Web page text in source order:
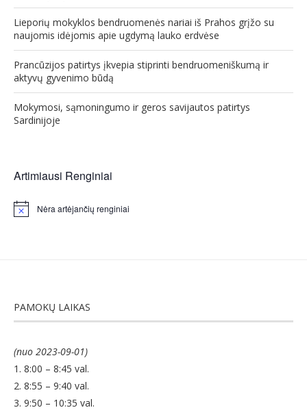
Lieporių mokyklos bendruomenės nariai iš Prahos grįžo su
naujomis idėjomis apie ugdymą lauko erdvėse
Prancūzijos patirtys įkvepia stiprinti bendruomeniškumą ir
aktyvų gyvenimo būdą
Mokymosi, sąmoningumo ir geros savijautos patirtys
Sardinijoje
Artimiausi Renginiai
Notice Nėra artėjančių renginiai
PAMOKŲ LAIKAS
(nuo 2023-09-01)
1. 8:00 – 8:45 val.
2. 8:55 – 9:40 val.
3. 9:50 – 10:35 val.